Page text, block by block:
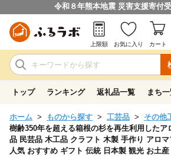
令和８年熊本地震 災害支援寄付
上限額 お気に入り カート
トップ ランキング 返礼品一覧 まち
ホーム ものから探す 工芸品
その他
樹齢350年を超える箱根の杉を再生利用した
品 民芸品 木工品 クラフト 木製 手作り アロ
人気 おすすめ ギフト 伝統 日本製 観光 お土